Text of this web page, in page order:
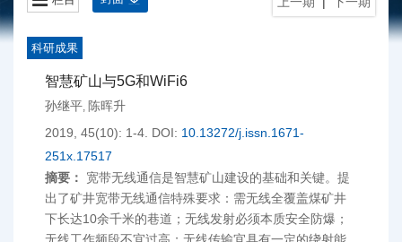
科研成果
智慧矿山与5G和WiFi6
孙继平, 陈晖升
2019, 45(10): 1-4. DOI: 10.13272/j.issn.1671-
251x.17517
摘要：
宽带无线通信是智慧矿山建设的基础和关键。提
出了矿井宽带无线通信特殊要求：需无线全覆盖煤矿井
下长达10余千米的巷道；无线发射必须本质安全防爆；